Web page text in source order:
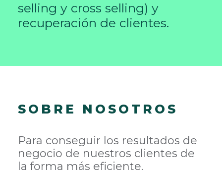
selling y cross selling) y
recuperación de clientes.
SOBRE NOSOTROS
Para conseguir los resultados de
negocio de nuestros clientes de
la forma más eficiente.